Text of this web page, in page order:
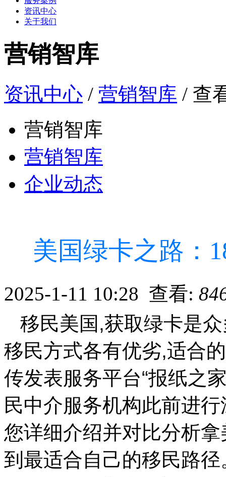
资讯中心
关于我们
营销智库
资讯中心 / 营销智库 / 查
营销智库
营销智库
企业动态
美国绿卡之路：
2025-1-11 10:28 查看:
移民美国,获取绿卡是
移民方式各有优劣,适合
传发表服务平台“报纸之
民中介服务机构此前进
您详细介绍并对比分析
到最适合自己的移民路径